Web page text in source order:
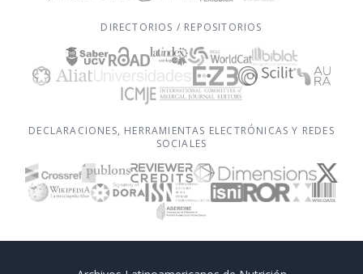
DIRECTORIOS / REPOSITORIOS
DECLARACIONES, HERRAMIENTAS ELECTRÓNICAS Y REDES
SOCIALES